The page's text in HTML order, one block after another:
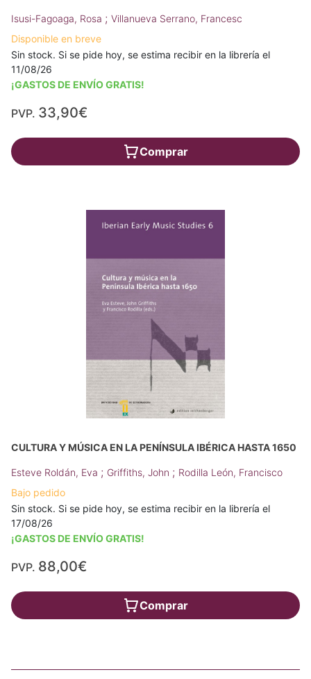
Isusi-Fagoaga, Rosa ; Villanueva Serrano, Francesc
Disponible en breve
Sin stock. Si se pide hoy, se estima recibir en la librería el
11/08/26
¡GASTOS DE ENVÍO GRATIS!
PVP. 33,90€
Comprar
CULTURA Y MÚSICA EN LA PENÍNSULA IBÉRICA HASTA 1650
Esteve Roldán, Eva ; Griffiths, John ; Rodilla León, Francisco
Bajo pedido
Sin stock. Si se pide hoy, se estima recibir en la librería el
17/08/26
¡GASTOS DE ENVÍO GRATIS!
PVP. 88,00€
Comprar